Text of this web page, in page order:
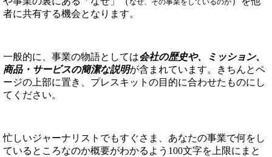
なぜ、その事業をしているのか
者に共有する機会となります。
一般的に、事業の物語としては会社の歴史や、ミッション、
商品・サービスの簡潔な説明が含まれています。きちんとペ
ージの上部に置き、プレスキットの目的に合わせたものにし
てください。
忙しいジャーナリストでもすぐさま、あなたの事業で何をし
ているところなのか概要がわかるよう100文字を上限にまと